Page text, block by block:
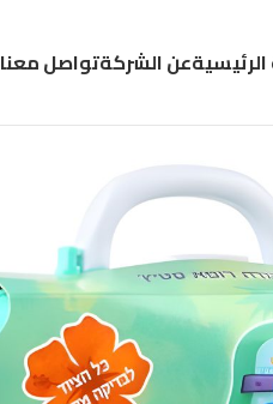
عن الشركةتواصل معنا